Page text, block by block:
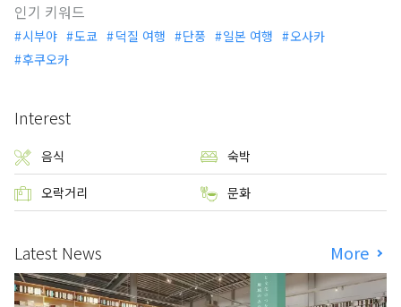
인기 키워드
시부야 도쿄 덕질 여행 단풍 일본 여행
오사카
후쿠오카
Interest
음식 숙박
오락거리 문화
Latest News More